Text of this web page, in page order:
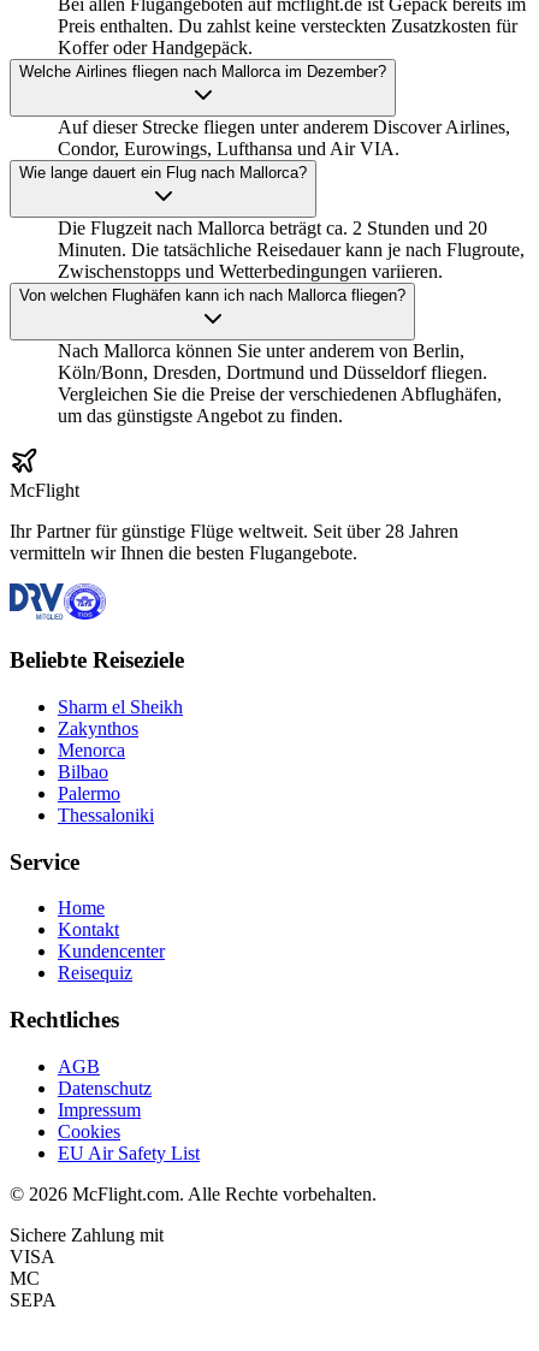
Bei allen Flugangeboten auf mcflight.de ist Gepäck bereits im
Preis enthalten. Du zahlst keine versteckten Zusatzkosten für
Koffer oder Handgepäck.
Welche Airlines fliegen nach Mallorca im Dezember?
Auf dieser Strecke fliegen unter anderem Discover Airlines,
Condor, Eurowings, Lufthansa und Air VIA.
Wie lange dauert ein Flug nach Mallorca?
Die Flugzeit nach Mallorca beträgt ca. 2 Stunden und 20
Minuten. Die tatsächliche Reisedauer kann je nach Flugroute,
Zwischenstopps und Wetterbedingungen variieren.
Von welchen Flughäfen kann ich nach Mallorca fliegen?
Nach Mallorca können Sie unter anderem von Berlin,
Köln/Bonn, Dresden, Dortmund und Düsseldorf fliegen.
Vergleichen Sie die Preise der verschiedenen Abflughäfen,
um das günstigste Angebot zu finden.
McFlight
Ihr Partner für günstige Flüge weltweit. Seit über 28 Jahren
vermitteln wir Ihnen die besten Flugangebote.
Beliebte Reiseziele
Sharm el Sheikh
Zakynthos
Menorca
Bilbao
Palermo
Thessaloniki
Service
Home
Kontakt
Kundencenter
Reisequiz
Rechtliches
AGB
Datenschutz
Impressum
Cookies
EU Air Safety List
© 2026 McFlight.com. Alle Rechte vorbehalten.
Sichere Zahlung mit
VISA
MC
SEPA